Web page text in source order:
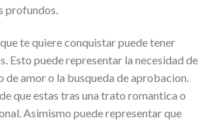
profundos.
te quiere conquistar puede tener
Esto puede representar la necesidad de
de amor o la busqueda de aprobacion.
que estas tras una trato romantica o
Asimismo puede representar que